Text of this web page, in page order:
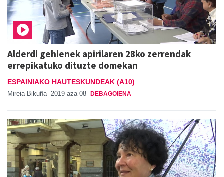
Alderdi gehienek apirilaren 28ko zerrendak
errepikatuko dituzte domekan
ESPAINIAKO HAUTESKUNDEAK (A10)
Mireia Bikuña 2019 aza 08 DEBAGOIENA